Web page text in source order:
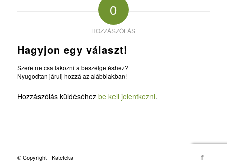
0
HOZZÁSZÓLÁS
Hagyjon egy választ!
Szeretne csatlakozni a beszélgetéshez?
Nyugodtan járulj hozzá az alábbiakban!
Hozzászólás küldéséhez be kell jelentkezni.
© Copyright - Kateteka -